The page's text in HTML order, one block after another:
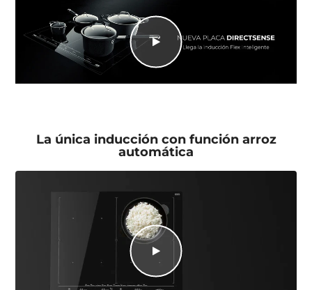
La única inducción con función arroz
automática